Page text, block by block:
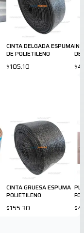
CINTA DELGADA ESPUMA
DE POLIETILENO
$105.10
CINTA GRUESA ESPUMA
POLIETILENO
$155.30